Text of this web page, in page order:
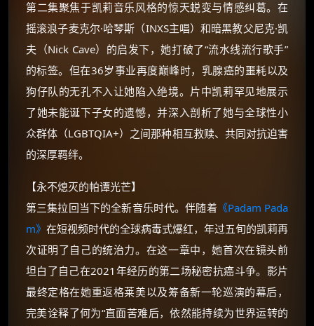
第二集聚焦于凯莉音乐风格的惊天蜕变与情感纠葛。在
摇滚浪子麦克尔·哈琴斯（INXS主唱）和暗黑教父尼克·凯
夫（Nick Cave）的启发下，她打破了“流水线流行歌手”
的标签。但在36岁事业再度巅峰时，乳腺癌的噩耗以及
狗仔队的无孔不入让她陷入绝境。片中凯莉罕见地展示
了她未能诞下子女的遗憾，并深入剖析了她与全球性小
众群体（LGBTQIA+）之间那种相互救赎、共同对抗迫害
的深厚羁绊。
【永不熄灭的帕谭光芒】
第三集拉回当下的全新音乐时代。伴随着 《Padam Pada
m》 在短视频时代的全球病毒式爆红，年过五旬的凯莉再
次证明了自己的统治力。在这一章中，她首次在镜头前
坦白了自己在2021年经历的第二场秘密抗癌斗争。影片
最终定格在她重返格莱美以及筹备新一轮巡演的幕后，
完美诠释了何为“直面苦难后，依然能持续为世界运转的
如夸克12个月送14天 最低75元！
还有支付宝现金红包、外卖红包、
⚡ 前往【大淘客】领红包
☕ 海外大侠？通过 Ko-fi 赐茶